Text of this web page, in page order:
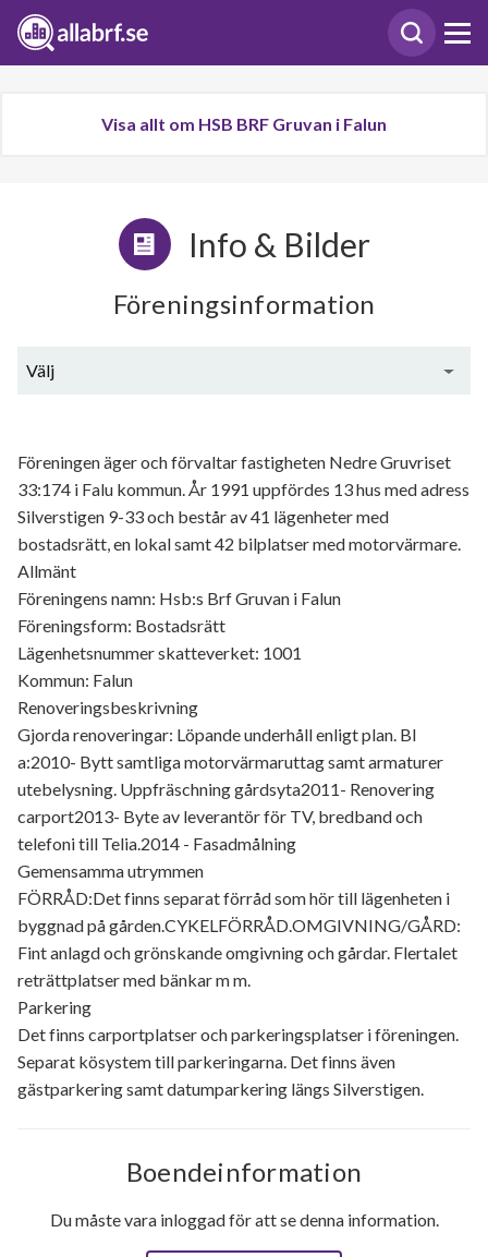
Visa allt om HSB BRF Gruvan i Falun
Info & Bilder
Föreningsinformation
Välj
Föreningen äger och förvaltar fastigheten Nedre Gruvriset
33:174 i Falu kommun. År 1991 uppfördes 13 hus med adress
Silverstigen 9-33 och består av 41 lägenheter med
bostadsrätt, en lokal samt 42 bilplatser med motorvärmare.
Allmänt
Föreningens namn: Hsb:s Brf Gruvan i Falun
Föreningsform: Bostadsrätt
Lägenhetsnummer skatteverket: 1001
Kommun: Falun
Renoveringsbeskrivning
Gjorda renoveringar: Löpande underhåll enligt plan. Bl
a:2010- Bytt samtliga motorvärmaruttag samt armaturer
utebelysning. Uppfräschning gårdsyta2011- Renovering
carport2013- Byte av leverantör för TV, bredband och
telefoni till Telia.2014 - Fasadmålning
Gemensamma utrymmen
FÖRRÅD:Det finns separat förråd som hör till lägenheten i
byggnad på gården.CYKELFÖRRÅD.OMGIVNING/GÅRD:
Fint anlagd och grönskande omgivning och gårdar. Flertalet
reträttplatser med bänkar m m.
Parkering
Det finns carportplatser och parkeringsplatser i föreningen.
Separat kösystem till parkeringarna. Det finns även
gästparkering samt datumparkering längs Silverstigen.
Boendeinformation
Du måste vara inloggad för att se denna information.